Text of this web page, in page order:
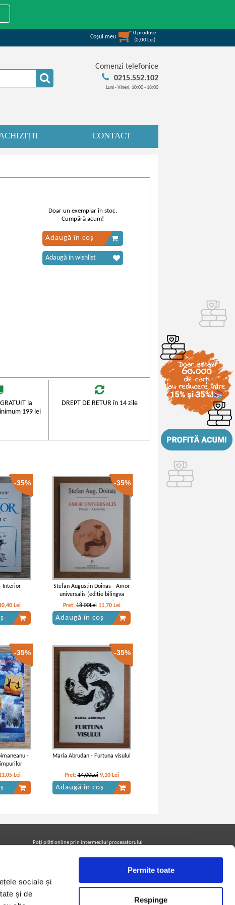
sociale și
și de
Permite toate
Respinge
Coşul meu
0produse
(0,00 Lei)
Comenzi telefonice
0215.552.102
Luni - Vineri, 10:00 - 18:00
CONTACT
Doar un exemplar în stoc.
Cumpără acum!
Adaugă în coș
Adaugă în wishlist
la
199 lei
DREPT DE RETUR în 14 zile
-35%
Interior
Lei
-35%
Stefan Augustin Doinas - Amor
universalis (editie bilingva
romana-germana)
Pret:18,00Lei 11,70 Lei
Adaugă în coș
-35%
-
Lei
-35%
Maria Abrudan - Furtuna visului
Pret:14,00Lei 9,10 Lei
Adaugă în coș
Poţi plăti online prin intermediul procesatorului
Urmăreşte-ne pe facebook pentru a fi la curent cu